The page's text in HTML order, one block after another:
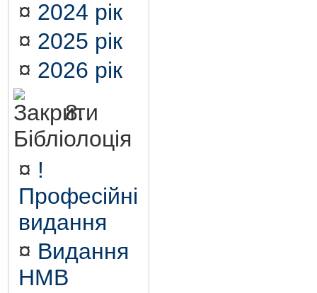
¤ 2024 рік
¤ 2025 рік
¤ 2026 рік
8.
Бібліолоція
¤ !
Професійні
видання
¤ Видання
НМВ